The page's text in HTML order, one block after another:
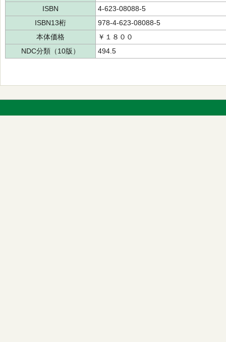
ISBN
4-623-08088-5
ISBN13桁
978-4-623-08088-5
本体価格
￥１８００
NDC分類（10版）
494.5